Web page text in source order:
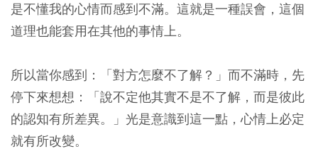
是不懂我的心情而感到不滿。這就是一種誤會，這個
道理也能套用在其他的事情上。
所以當你感到：「對方怎麼不了解？」而不滿時，先
停下來想想：「說不定他其實不是不了解，而是彼此
的認知有所差異。」光是意識到這一點，心情上必定
就有所改變。